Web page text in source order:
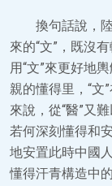
換句話說，
來的“文”，既沒
用“文”來更好地
親的懂得里，“文
來說，從“醫”又
若何深刻懂得和
地安置此時中國
懂得汗青構造中